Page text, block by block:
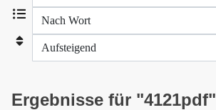
Blog
Ergebnisse für "4121pdf"